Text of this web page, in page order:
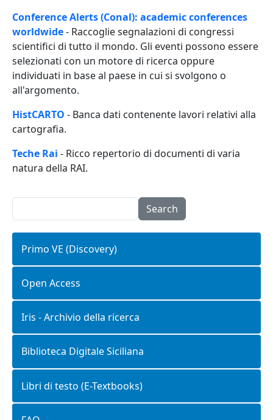
Primo VE (Discovery)
Open Access
Iris - Archivio della ricerca
Biblioteca Digitale Siciliana
Libri di testo (E-Textbooks)
Conference Alerts (Conal): academic conferences
worldwide- Raccoglie segnalazioni di congressi
scientifici di tutto il mondo. Gli eventi possono essere
selezionati con un motore di ricerca oppure
individuati in base al paese in cui si svolgono o
all'argomento.
HistCARTO - Banca dati contenente lavori relativi alla
cartografia.
Teche Rai - Ricco repertorio di documenti di varia
natura della RAI.